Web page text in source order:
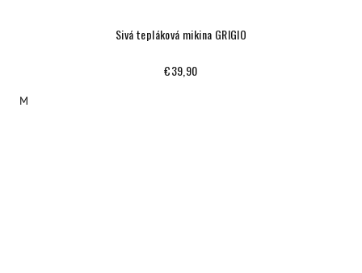
Sivá tepláková mikina GRIGIO
€39,90
M